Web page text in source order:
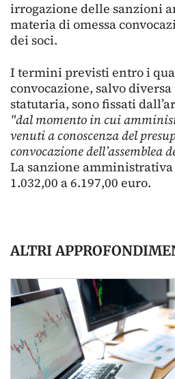
irrogazione delle sanzioni
materia di omessa
dei soci.
I termini previsti entro i
convocazione, salvo
statutaria, sono fissati
"dal momento in cui
venuti a conoscenza del
convocazione dell’assemblea
La sanzione
1.032,00 a 6.197,00 euro.
ALTRI